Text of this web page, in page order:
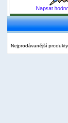
Napsat
Nejprodávanější